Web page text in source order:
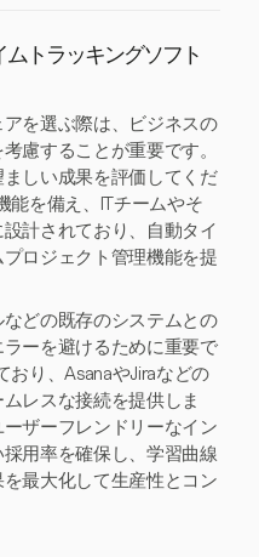
トラッキングソフト
を選ぶ際は、ビジネスの
慮することが重要です。
しい成果を評価してくだ
能を備え、ITチームやそ
計されており、自動タイ
ロジェクト管理機能を提
どの既存のシステムとの
ーを避けるために重要で
おり、AsanaやJiraなどの
レスな接続を提供しま
ザーフレンドリーなイン
用率を確保し、学習曲線
最大化して生産性とコン